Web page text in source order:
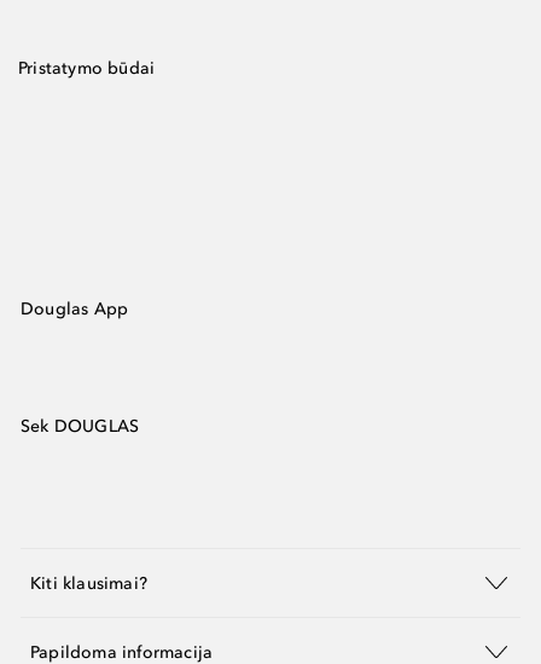
Pristatymo būdai
Douglas App
Sek DOUGLAS
Kiti klausimai?
Papildoma informacija